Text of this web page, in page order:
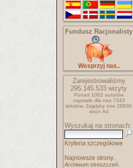
Fundusz Racjonalisty
Wesprzyj nas..
Zarejestrowaliśmy
295.145.533 wizyty
Ponad 1062 autorów
napisało dla nas 7343
tekstów. Zajęłyby one 28930
stron A4
Wyszukaj na stronach:
Kryteria szczegółowe
Najnowsze strony..
Archiwum streszczeń..